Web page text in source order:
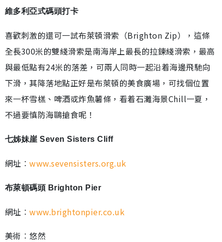
維多利亞式碼頭打卡
喜歡刺激的還可一試布萊頓滑索（Brighton Zip），這條
全長300米的雙綫滑索是南海岸上最長的拉鍊綫滑索，最高
與最低點有24米的落差，可兩人同時一起沿着海邊飛馳向
下滑，其降落地點正好是布萊頓的美食廣場，可找個位置
來一杯雪榚、啤酒或炸魚薯條，看着石灘海景Chill一夏，
不過要慎防海鷗搶食呢！
七姊妹崖 Seven Sisters Cliff
網址︰www.sevensisters.org.uk
布萊頓碼頭 Brighton Pier
網址︰www.brightonpier.co.uk
美術︰悠然